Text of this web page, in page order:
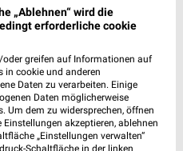
„Ablehnen“ wird die
erforderliche cookie
greifen auf Informationen auf
in cookie und anderen
Daten zu verarbeiten. Einige
Daten möglicherweise
Um dem zu widersprechen, öffnen
Einstellungen akzeptieren, ablehnen
„Einstellungen verwalten“
Schaltfläche in der linken